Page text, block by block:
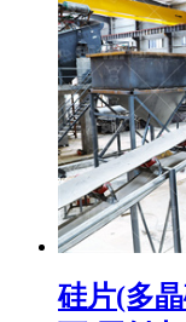
硅片(多